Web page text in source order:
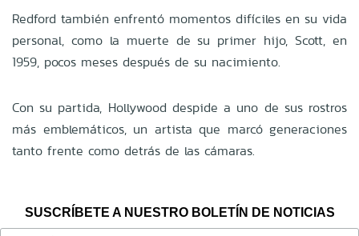
Redford también enfrentó momentos difíciles en su vida
personal, como la muerte de su primer hijo, Scott, en
1959, pocos meses después de su nacimiento.
Con su partida, Hollywood despide a uno de sus rostros
más emblemáticos, un artista que marcó generaciones
tanto frente como detrás de las cámaras.
SUSCRÍBETE A NUESTRO BOLETÍN DE NOTICIAS